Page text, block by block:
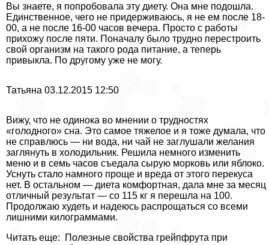
Вы знаете, я попробовала эту диету. Она мне подошла.
Единственное, чего не придерживаюсь, я не ем после 18-
00, а не после 16-00 часов вечера. Просто с работы
прихожу после пяти. Поначалу было трудно перестроить
свой организм на такого рода питание, а теперь
привыкла. По другому уже не могу.
Татьяна 03.12.2015 12:50
Вижу, что не одинока во мнении о трудностях
«голодного» сна. Это самое тяжелое и я тоже думала, что
не справлюсь — ни вода, ни чай не заглушали желания
заглянуть в холодильник. Решила немного изменить
меню и в семь часов съедала сырую морковь или яблоко.
Уснуть стало намного проще и вреда от этого перекуса
нет. В остальном — диета комфортная, дала мне за месяц
отличный результат — со 115 кг я перешла на 100.
Продолжаю худеть и надеюсь распрощаться со всеми
лишними килограммами.
Читать еще: Полезные свойства грейпфрута при